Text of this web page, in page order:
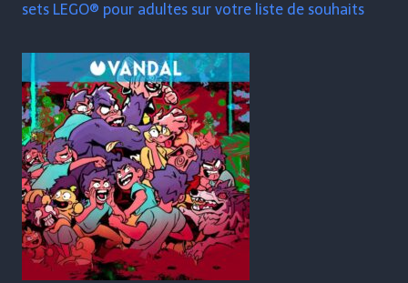
sets LEGO® pour adultes sur votre liste de souhaits